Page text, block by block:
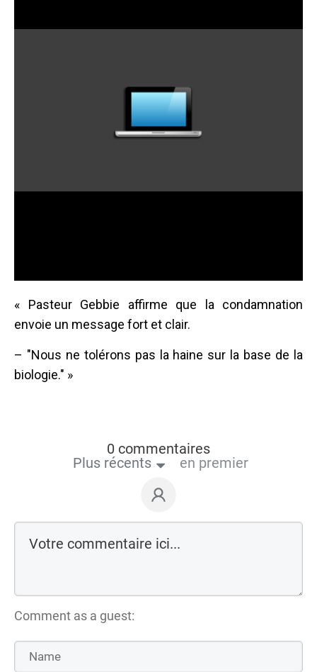
« Pasteur Gebbie affirme que la condamnation
envoie un message fort et clair.
– "Nous ne tolérons pas la haine sur la base de la
biologie." »
0 commentaires
Plus récents
en premier
Comment as a guest: